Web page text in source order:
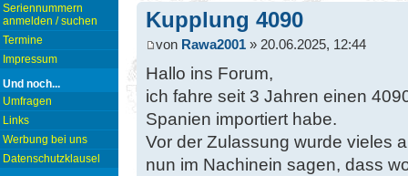
Seriennummern
anmelden / suchen
Termine
Impressum
Und noch...
Umfragen
Links
Werbung bei uns
Datenschutzklausel
Kupplung 4090
von Rawa2001 » 20.06.2025, 12:44
Hallo ins Forum,
ich fahre seit 3 Jahren einen
Spanien importiert habe.
Vor der Zulassung wurde vieles
nun im Nachinein sagen, dass